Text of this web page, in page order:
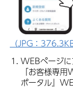
（JPG：376.3KB
WEBページ
「お客様専
ポータル』